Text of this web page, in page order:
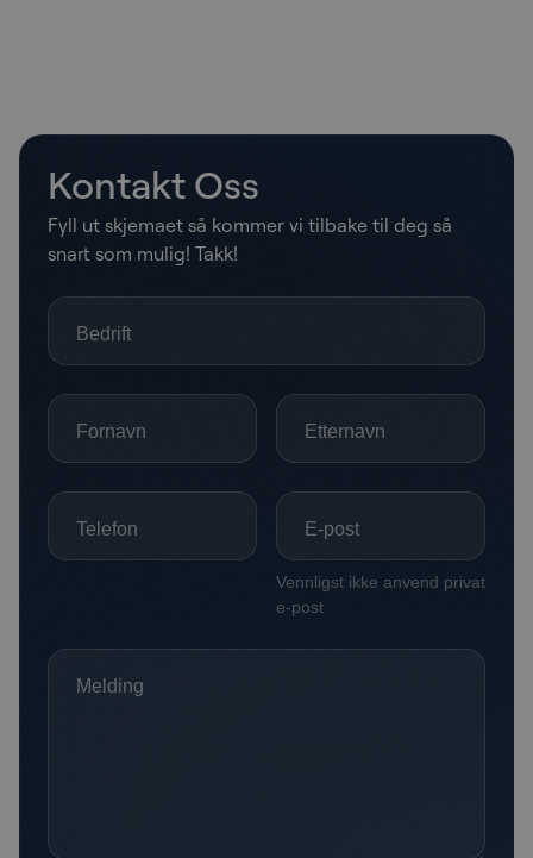
Kontakt Oss
Fyll ut skjemaet så kommer vi tilbake til deg så
snart som mulig! Takk!